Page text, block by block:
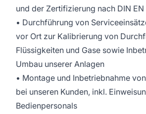
und der Zertifizierung nach DIN EN
• Durchführung von
vor Ort zur Kalibrierung von
Flüssigkeiten und Gase sowie
Umbau unserer Anlagen
• Montage und Inbetriebnahme
bei unseren Kunden, inkl.
Bedienpersonals